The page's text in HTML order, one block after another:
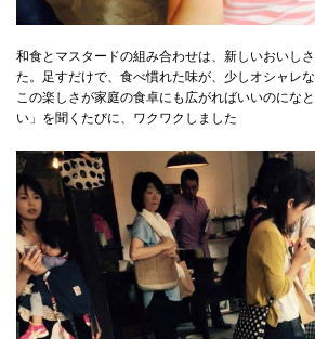
和食とマスタードの組み合わせは、新しいおいし
た。足すだけで、食べ慣れた味が、少しオシャレ
この楽しさが家庭の食卓にも広がればいいのにな
い」を聞くたびに、ワクワクしました